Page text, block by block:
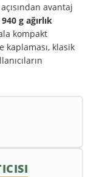
avantaj
940 g ağırlık
kompakt
kaplaması, klasik